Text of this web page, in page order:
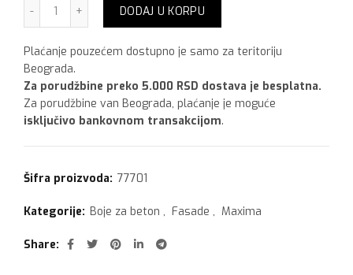
Maxima Betakril 3 lit,Baza A Bela količina
DODAJ U KORPU
Plaćanje pouzećem dostupno je samo za teritoriju
Beograda.
Za porudžbine preko 5.000 RSD dostava je besplatna.
Za porudžbine van Beograda, plaćanje je moguće
isključivo bankovnom transakcijom.
Šifra proizvoda: 77701
Kategorije: Boje za beton , Fasade , Maxima
Share